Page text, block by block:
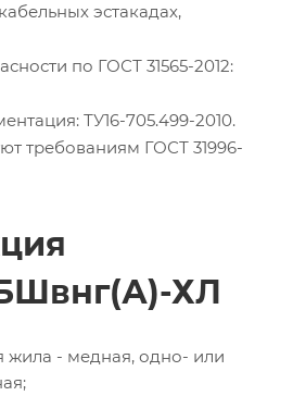
эстакадах,
по ГОСТ 31565-2012:
ТУ16-705.499-2010.
требованиям ГОСТ 31996-
ХЛ
жила - медная, одно- или